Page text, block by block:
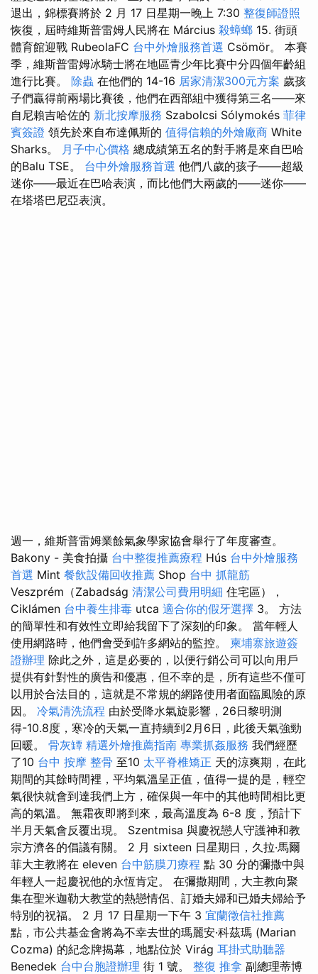
退出，錦標賽將於 2 月 17 日星期一晚上 7:30 整復師證照
恢復，屆時維斯普雷姆人民將在 Március 殺蟑螂 15. 街頭
體育館迎戰 RubeolaFC 台中外燴服務首選 Csömör。 本賽
季，維斯普雷姆冰騎士將在地區青少年比賽中分四個年齡組
進行比賽。 除蟲 在他們的 14-16 居家清潔300元方案 歲孩
子們贏得前兩場比賽後，他們在西部組中獲得第三名——來
自尼賴吉哈佐的 新北按摩服務 Szabolcsi Sólymokés 菲律
賓簽證 領先於來自布達佩斯的 值得信賴的外燴廠商 White
Sharks。 月子中心價格 總成績第五名的對手將是來自巴哈
的Balu TSE。 台中外燴服務首選 他們八歲的孩子——超級
迷你——最近在巴哈表演，而比他們大兩歲的——迷你——
在塔塔巴尼亞表演。
週一，維斯普雷姆業餘氣象學家協會舉行了年度審查。
Bakony - 美食拍攝 台中整復推薦療程 Hús 台中外燴服務
首選 Mint 餐飲設備回收推薦 Shop 台中 抓龍筋
Veszprém（Zabadság 清潔公司費用明細 住宅區），
Ciklámen 台中養生排毒 utca 適合你的假牙選擇 3。 方法
的簡單性和有效性立即給我留下了深刻的印象。 當年輕人
使用網路時，他們會受到許多網站的監控。 柬埔寨旅遊簽
證辦理 除此之外，這是必要的，以便行銷公司可以向用戶
提供有針對性的廣告和優惠，但不幸的是，所有這些不僅可
以用於合法目的，這就是不常規的網路使用者面臨風險的原
因。 冷氣清洗流程 由於受降水氣旋影響，26日黎明測
得-10.8度，寒冷的天氣一直持續到2月6日，此後天氣強勁
回暖。 骨灰罈 精選外燴推薦指南 專業抓姦服務 我們經歷
了10 台中 按摩 整骨 至10 太平脊椎矯正 天的涼爽期，在此
期間的其餘時間裡，平均氣溫呈正值，值得一提的是，輕空
氣很快就會到達我們上方，確保與一年中的其他時間相比更
高的氣溫。 無霜夜即將到來，最高溫度為 6-8 度，預計下
半月天氣會反覆出現。 Szentmisa 與慶祝戀人守護神和教
宗方濟各的倡議有關。 2 月 sixteen 日星期日，久拉·馬爾
菲大主教將在 eleven 台中筋膜刀療程 點 30 分的彌撒中與
年輕人一起慶祝他的永恆肯定。 在彌撒期間，大主教向聚
集在聖米迦勒大教堂的熱戀情侶、訂婚夫婦和已婚夫婦給予
特別的祝福。 2 月 17 日星期一下午 3 宜蘭徵信社推薦
點，市公共基金會將為不幸去世的瑪麗安·科茲瑪 (Marian
Cozma) 的紀念牌揭幕，地點位於 Virág 耳掛式助聽器
Benedek 台中台胞證辦理 街 1 號。 整復 推拿 副總理蒂博